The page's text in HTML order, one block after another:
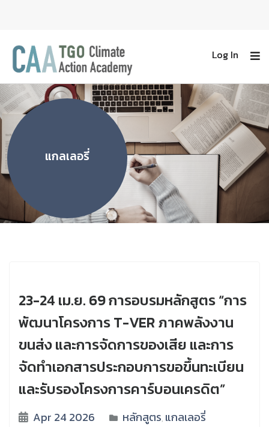
Log In
แกลเลอรี่
23-24 เม.ย. 69 การอบรมหลักสูตร “การ
พัฒนาโครงการ T-VER ภาคพลังงาน
ขนส่ง และการจัดการของเสีย และการ
จัดทำเอกสารประกอบการขอขึ้นทะเบียน
และรับรองโครงการคาร์บอนเครดิต”
Apr 24 2026 หลักสูตร, แกลเลอรี่